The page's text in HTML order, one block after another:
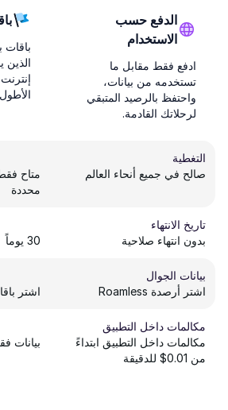
الدفع حسب
الاستخدام
ادفع فقط مقابل ما
تستخدمه من بيانات،
واحتفظ بالرصيد المتبقي
لرحلاتك القادمة.
باقات
الذين
التغطية
صالح في جميع أنحاء العالم
متاح
محددة
تاريخ الانتهاء
بدون انتهاء صلاحية
30 يوماً
بيانات الجوال
اشتر أرصدة Roamless
اشتر
مكالمات داخل التطبيق
مكالمات داخل التطبيق ابتداءً
من 0.01$ للدقيقة
بيانات